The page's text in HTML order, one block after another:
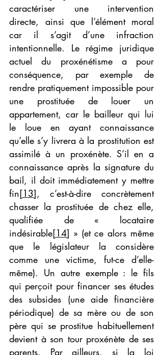
caractériser une intervention
directe, ainsi que l’élément moral
car il s’agit d’une infraction
intentionnelle. Le régime juridique
actuel du proxénétisme a pour
conséquence, par exemple de
rendre pratiquement impossible pour
une prostituée de louer un
appartement, car le bailleur qui lui
le loue en ayant connaissance
qu’elle s’y livrera à la prostitution est
assimilé à un proxénète. S’il en a
connaissance après la signature du
bail, il doit immédiatement y mettre
fin[13], c’est-à-dire concrètement
chasser la prostituée de chez elle,
qualifiée de « locataire
indésirable[14] » (et ce alors même
que le législateur la considère
comme une victime, fut-ce d’elle-
même). Un autre exemple : le fils
qui perçoit pour financer ses études
des subsides (une aide financière
périodique) de sa mère ou de son
père qui se prostitue habituellement
devient à son tour proxénète de ses
parents. Par ailleurs, si la loi